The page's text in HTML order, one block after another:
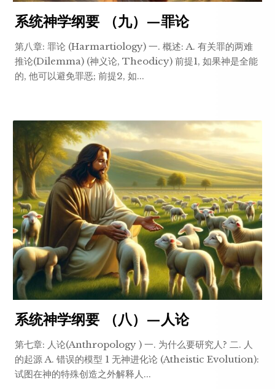
系统神学纲要 （九）—罪论
第八章: 罪论 (Harmartiology) 一. 概述: A. 有关罪的两难
推论(Dilemma) (神义论, Theodicy) 前提1, 如果神是全能
的, 他可以避免罪恶; 前提2, 如...
系统神学纲要 （八）—人论
第七章: 人论(Anthropology ) 一. 为什么要研究人? 二. 人
的起源 A. 错误的模型 1 无神进化论 (Atheistic Evolution):
试图在神的特殊创造之外解释人...